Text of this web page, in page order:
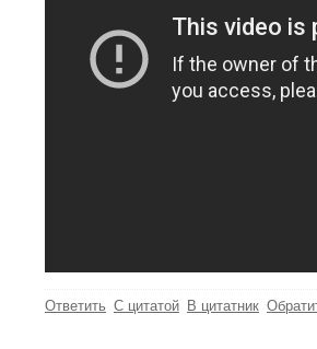
Ответить С цитатой В цитатник